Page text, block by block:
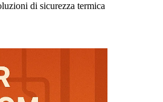
di sicurezza termica